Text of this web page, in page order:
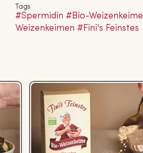
Tags
#Spermidin #Bio-Wei­zen­kei­me
Wei­zen­kei­men #Fini's Feinstes